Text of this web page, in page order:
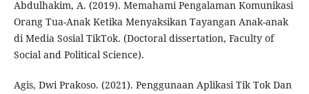
Abdulhakim, A. (2019). Memahami Pengalaman Komunikasi
Orang Tua-Anak Ketika Menyaksikan Tayangan Anak-anak
di Media Sosial TikTok. (Doctoral dissertation, Faculty of
Social and Political Science).
Agis, Dwi Prakoso. (2021). Penggunaan Aplikasi Tik Tok Dan